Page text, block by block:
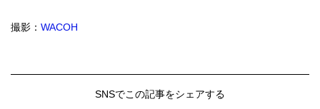
撮影： WACOH
SNSでこの記事をシェアする